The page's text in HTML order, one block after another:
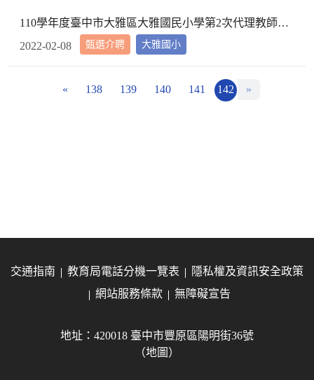
甄選介聘
110學年度臺中市大雅區大雅國民小學第2次代理教師甄選第2次招考結果公告
大雅國小
2022-02-08
« 138 139 140 141 142 »
交通指南 教育局電話分機一覽表
隱私權及資訊安全政策
網站服務條款
無障礙宣告
地址：420018 臺中市豐原區陽明街36號
（地圖）